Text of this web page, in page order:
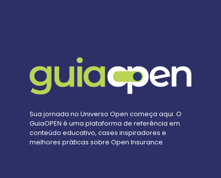
Sua jornada no Universo Open começa aqui. O
GuiaOPEN é uma plataforma de referência em
conteúdo educativo, cases inspiradores e
melhores práticas sobre Open Insurance.